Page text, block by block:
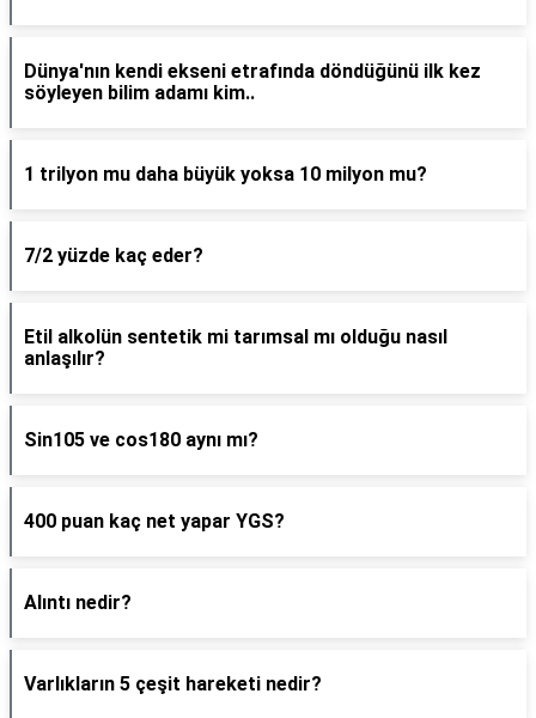
Dünya'nın kendi ekseni etrafında döndüğünü ilk kez
söyleyen bilim adamı kim..
1 trilyon mu daha büyük yoksa 10 milyon mu?
7/2 yüzde kaç eder?
Etil alkolün sentetik mi tarımsal mı olduğu nasıl
anlaşılır?
Sin105 ve cos180 aynı mı?
400 puan kaç net yapar YGS?
Alıntı nedir?
Varlıkların 5 çeşit hareketi nedir?